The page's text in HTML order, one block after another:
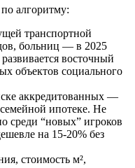
алгоритму:
транспортной
больниц — в 2025
восточный
объектов социального
аккредитованных —
ипотеке. Не
среди “новых” игроков
на 15-20% без
стоимость м²,